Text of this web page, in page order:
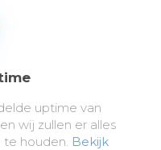
uptime van
wij zullen er alles
houden. Bekijk